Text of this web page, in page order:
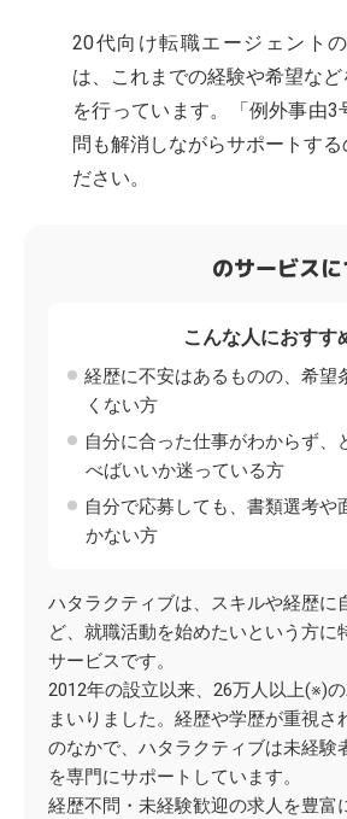
20代向け転職エージェントの
は、これまでの経験や希望な
を行っています。「例外事由3
問も解消しながらサポートする
ださい。
のサービス
こんな人におすす
経歴に不安はあるものの、希望
くない方
自分に合った仕事がわからず、
べばいいか迷っている方
自分で応募しても、書類選考や
かない方
ハタラクティブは、スキルや経歴に
ど、就職活動を始めたいという方に
サービスです。
2012年の設立以来、26万人以上(※)
まいりました。経歴や学歴が重視さ
のなかで、ハタラクティブは未経験
を専門にサポートしています。
経歴不問・未経験歓迎の求人を豊富